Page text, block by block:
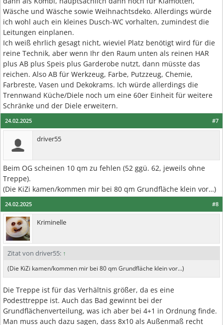
Wäsche und Wäsche sowie Weihnachtsdeko. Allerdings würde
ich wohl auch ein kleines Dusch-WC vorhalten, zumindest die
Leitungen einplanen.
Ich weiß ehrlich gesagt nicht, wieviel Platz benötigt wird für die
reine Technik, aber wenn Ihr den Raum unten als reinen HAR
plus AB plus Speis plus Garderobe nutzt, dann müsste das
reichen. Also AB für Werkzeug, Farbe, Putzzeug, Chemie,
Farbreste, Vasen und Dekokrams. Ich würde allerdings die
Trennwand Küche/Diele noch um eine 60er Einheit für weitere
Schränke und der Diele erweitern.
#7
24.02.2025
driver55
Beim OG scheinen 10 qm zu fehlen (52 ggü. 62, jeweils ohne
Treppe).
(Die KiZi kamen/kommen mir bei 80 qm Grundfläche klein vor…)
#8
24.02.2025
Kriminelle
Zitat von driver55: ↑
(Die KiZi kamen/kommen mir bei 80 qm Grundfläche klein vor…)
Die Treppe ist für das Verhältnis größer, da es eine
Podesttreppe ist. Auch das Bad gewinnt bei der
Grundflächenverteilung, was ich aber bei 4+1 in Ordnung finde.
Man muss auch dazu sagen, dass 8x10 als Außenmaß recht